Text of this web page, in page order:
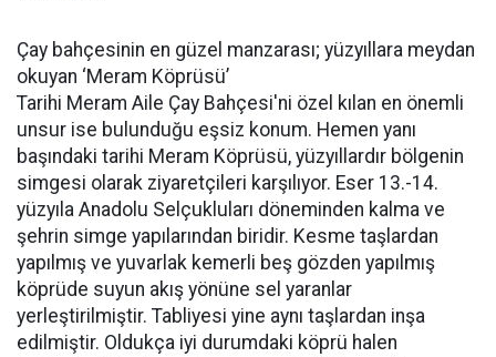
Çay bahçesinin en güzel manzarası; yüzyıllara meydan
okuyan ‘Meram Köprüsü’
Tarihi Meram Aile Çay Bahçesi'ni özel kılan en önemli
unsur ise bulunduğu eşsiz konum. Hemen yanı
başındaki tarihi Meram Köprüsü, yüzyıllardır bölgenin
simgesi olarak ziyaretçileri karşılıyor. Eser 13.-14.
yüzyıla Anadolu Selçukluları döneminden kalma ve
şehrin simge yapılarından biridir. Kesme taşlardan
yapılmış ve yuvarlak kemerli beş gözden yapılmış
köprüde suyun akış yönüne sel yaranlar
yerleştirilmiştir. Tabliyesi yine aynı taşlardan inşa
edilmiştir. Oldukça iyi durumdaki köprü halen